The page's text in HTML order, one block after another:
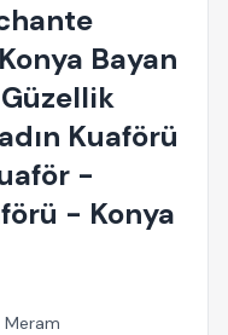
Bayan
Kuaförü
-
- Konya
Meram